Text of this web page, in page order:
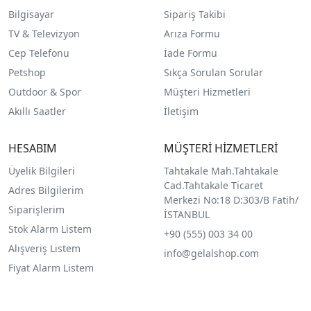
Bilgisayar
TV & Televizyon
Cep Telefonu
Petshop
Outdoor & Spor
Akıllı Saatler
Sipariş Takibi
Arıza Formu
İade Formu
Sıkça Sorulan Sorular
Müşteri Hizmetleri
İletişim
HESABIM
Üyelik Bilgileri
Adres Bilgilerim
Siparişlerim
Stok Alarm Listem
Alışveriş Listem
Fiyat Alarm Listem
MÜŞTERİ HİZMETLERİ
Tahtakale Mah.Tahtakale
Cad.Tahtakale Ticaret
Merkezi No:18 D:303/B Fatih/
İSTANBUL
+90 (555) 003 34 00
info@gelalshop.com